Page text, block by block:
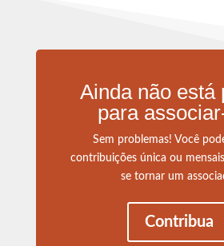
Ainda não está
para
Sem problemas! Você
contribuições única ou
se tornar um
Contribua